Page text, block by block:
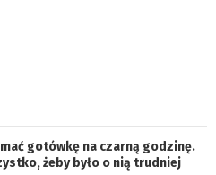
gotówkę na czarną godzinę.
żeby było o nią trudniej